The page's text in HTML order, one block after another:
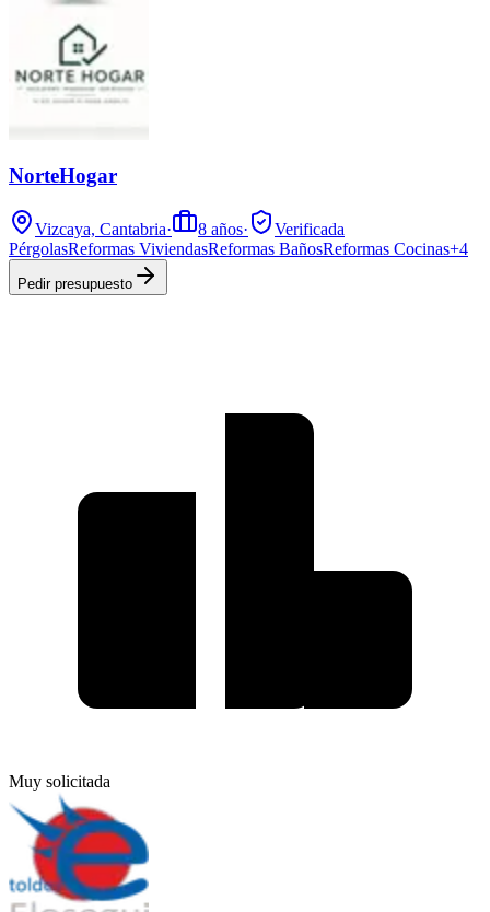
NorteHogar
Vizcaya, Cantabria· 8 años·
Verificada
PérgolasReformas ViviendasReformas BañosReformas Cocinas+4
Pedir presupuesto
Muy solicitada